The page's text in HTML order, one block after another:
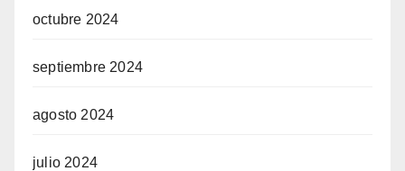
octubre 2024
septiembre 2024
agosto 2024
julio 2024